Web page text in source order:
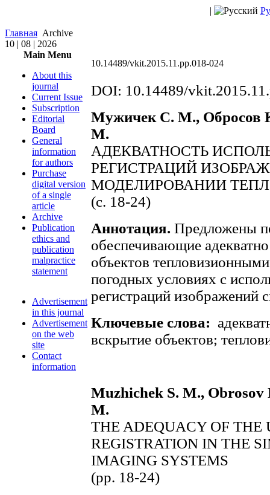
|
Главная Archive
10 | 08 | 2026
Main Menu
About this
journal
Current Issue
Subscription
Editorial
Board
General
information
for authors
Purchase
digital version
of a single
article
Archive
Publication
ethics and
publication
malpractice
statement
Advertisement
in this journal
Advertisement
on the web
site
Contact
information
10.14489/vkit.2015.11.pp.018-024
DOI: 10.14489/
Мужичек С. М., Обросов
М.
АДЕКВАТНОСТЬ
РЕГИСТРАЦИЙ
МОДЕЛИРОВАНИИ
(c. 18-24)
Аннотация. Предложены
обеспечивающие
объектов
погодных условиях с
регистраций изображений
Ключевые слова:
вскрытие объектов;
Muzhichek S. M., Obrosov
M.
THE ADEQUACY OF THE
REGISTRATION IN THE
IMAGING SYSTEMS
(pp. 18-24)